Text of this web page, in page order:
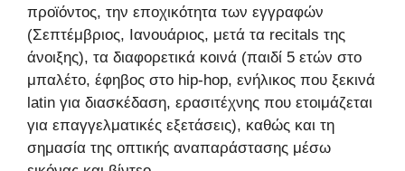
προϊόντος, την εποχικότητα των εγγραφών
(Σεπτέμβριος, Ιανουάριος, μετά τα recitals της
άνοιξης), τα διαφορετικά κοινά (παιδί 5 ετών στο
μπαλέτο, έφηβος στο hip-hop, ενήλικος που ξεκινά
latin για διασκέδαση, ερασιτέχνης που ετοιμάζεται
για επαγγελματικές εξετάσεις), καθώς και τη
σημασία της οπτικής αναπαράστασης μέσω